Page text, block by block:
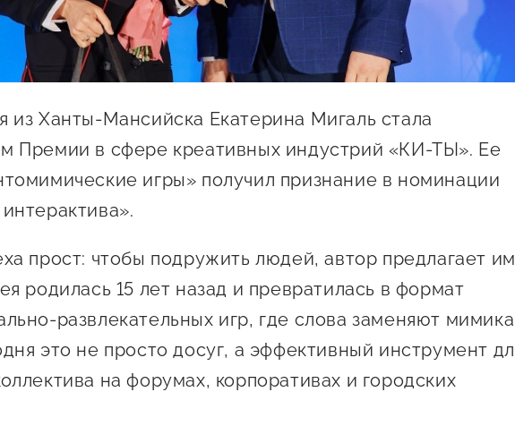
Поддержка центра
Онлайн-витрина
Экскурсии на
производства
Нормативные
документы
из Ханты-Мансийска Екатерина Мигаль стала
Премии в сфере креативных индустрий «КИ-ТЫ». Ее
игры» получил признание в номинации
прост: чтобы подружить людей, автор предлагает
родилась 15 лет назад и превратилась в формат
развлекательных игр, где слова заменяют
это не просто досуг, а эффективный инструмент
на форумах, корпоративах и городских